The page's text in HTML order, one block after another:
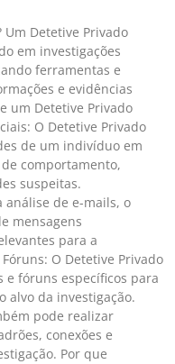
Detetive Privado
em investigações
ferramentas e
e evidências
um Detetive Privado
O Detetive Privado
de um indivíduo em
comportamento,
suspeitas.
análise de e-mails, o
mensagens
para a
O Detetive Privado
e fóruns específicos para
alvo da investigação.
pode realizar
conexões e
Por que